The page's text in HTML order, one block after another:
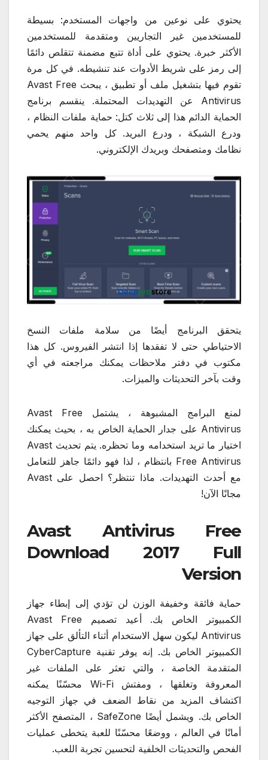
يحتوي على نوعين من واجهات المستخدم: بسيطة
للمستخدمين غير التجاريين ومتقدمة للمستخدمين
الأكثر خبرة. يحتوي على أداة تتبع مضمنة تتقلص دائمًا
إلى رمز على شريط الأدوات عند تنشيطه. في كل مرة
تقوم فيها بتشغيل ملف أو تطبيق ، يبحث Avast Free
Antivirus عن التهديدات المحتملة. ينقسم برنامج
الحماية الدائم هذا إلى ثلاث كتل: حماية ملفات النظام ،
ودرع الشبكة ، ودرع البريد. كل واحد منهم يحمي
نظامك ومتصفحك وبريدك الإلكتروني.
يتحقق البرنامج أيضًا من سلامة ملفات النسخ
الاحتياطي حتى لا تفقدها إذا انتشر الفيروس. كل هذا
مكتوب في دفتر ملاحظات يمكنك مراجعته في أي
وقت بآخر التحديثات والميزات.
لمنع البرامج المشبوهة ، يشتمل Avast Free
Antivirus على جدار الحماية الخاص به ، بحيث يمكنك
اختيار ما تريد استخدامه وما تحظره. يتم تحديث Avast
Free Antivirus بانتظام ، لذا فهو دائمًا جاهز للتعامل
مع أحدث التهديدات. ماذا تنتظر؟ احصل على Avast
مجانًا الآن!
Avast Antivirus Free
Download 2017 Full
Version
حماية فائقة وخفيفة الوزن لن تؤدي إلى إبطاء جهاز
الكمبيوتر الخاص بك. أعيد تصميم Avast Free
Antivirus ليكون سهل الاستخدام أثناء التألق على جهاز
الكمبيوتر الخاص بك. إنه يوفر تقنية CyberCapture
المتقدمة الخاصة ، والتي تعثر على الملفات غير
المعروفة وتغلقها ، ومفتش Wi-Fi محسّنًا يمكنه
اكتشاف المزيد من نقاط الضعف في جهاز التوجيه
الخاص بك. ويشمل أيضًا SafeZone ، المتصفح الأكثر
أمانًا في العالم ، ووضعًا محسّنًا للعبة يتخطى عمليات
الفحص والتحديثات الخلفية لتحسين تجربة اللعب.